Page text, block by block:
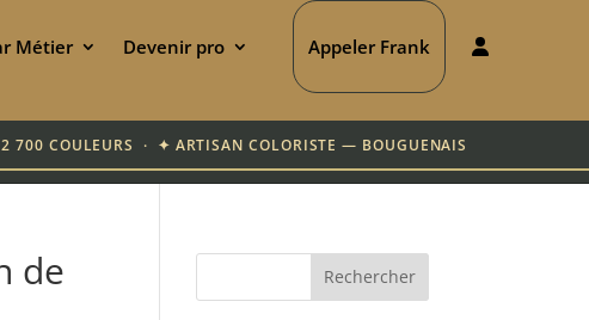
Métier Devenir pro Appeler Frank
COULEURS · ✦ ARTISAN COLORISTE — BOUGUENAIS
de Rechercher